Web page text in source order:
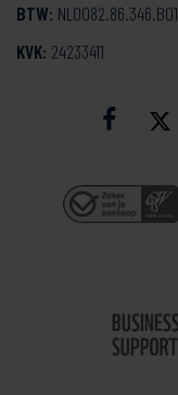
BTW: NL0082.86.346.B01
KVK: 24233411